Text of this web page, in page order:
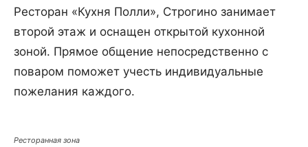
Ресторан «Кухня Полли», Строгино занимает
второй этаж и оснащен открытой кухонной
зоной. Прямое общение непосредственно с
поваром поможет учесть индивидуальные
пожелания каждого.
Ресторанная зона